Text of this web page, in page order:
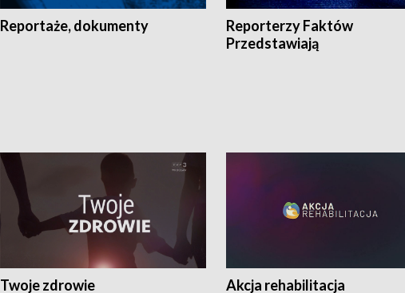
Reportaże, dokumenty
Reporterzy Faktów
Przedstawiają
Twoje zdrowie Akcja rehabilitacja